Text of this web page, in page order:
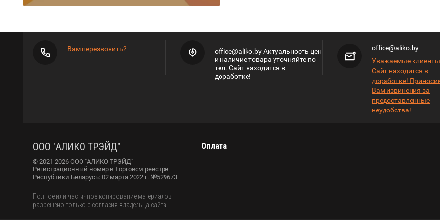
Вам перезвонить?
office@aliko.by Актуальность цен
и наличие товара уточняйте по
тел. Сайт находится в
доработке!
office@aliko.by
Уважаемые
Сайт находится в
доработке!
Вам извинения за
предоставленные
неудобства!
ООО "АЛИКО ТРЭЙД"
© 2021-2026 ООО "АЛИКО ТРЭЙД"
Регистрационный номер в Торговом реестре
Республики Беларусь: 02 марта 2022 г. №529673
Полное или частичное копирование материалов
разрешено только с согласия владельца сайта
Оплата